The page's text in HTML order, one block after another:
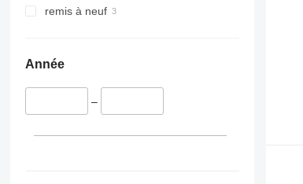
remis à neuf
Année
–